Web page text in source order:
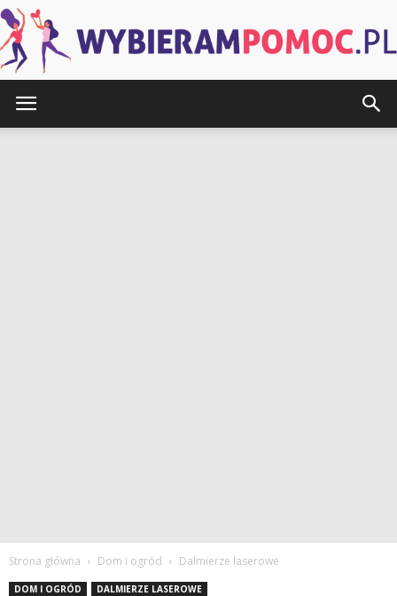
Strona główna Dom i ogród Dalmierze laserowe
DOM I OGRÓD DALMIERZE LASEROWE